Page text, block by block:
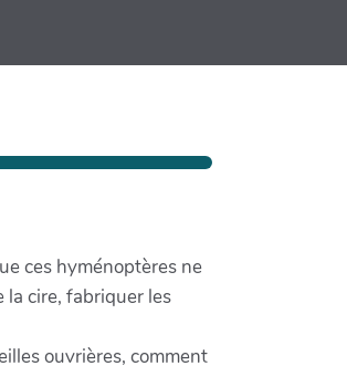
ces hyménoptères ne
la cire, fabriquer les
ouvrières, comment